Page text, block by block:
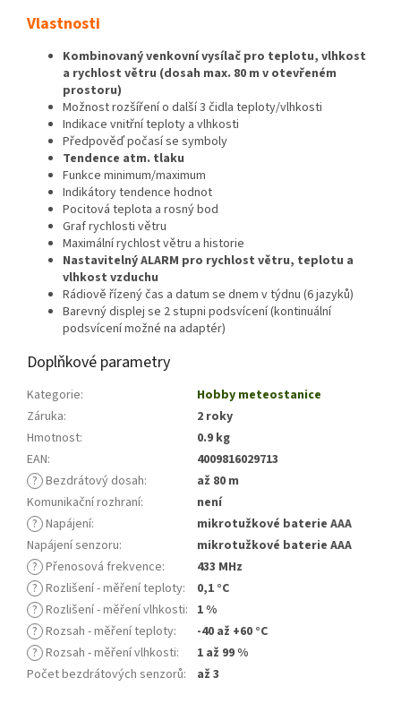
Vlastnosti
Kombinovaný venkovní vysílač pro teplotu, vlhkost
a rychlost větru (dosah max. 80 m v otevřeném
prostoru)
Možnost rozšíření o další 3 čidla teploty/vlhkosti
Indikace vnitřní teploty a vlhkosti
Předpověď počasí se symboly
Tendence atm. tlaku
Funkce minimum/maximum
Indikátory tendence hodnot
Pocitová teplota a rosný bod
Graf rychlosti větru
Maximální rychlost větru a historie
Nastavitelný ALARM pro rychlost větru, teplotu a
vlhkost vzduchu
Rádiově řízený čas a datum se dnem v týdnu (6 jazyků)
Barevný displej se 2 stupni podsvícení (kontinuální
podsvícení možné na adaptér)
Doplňkové parametry
Kategorie:
Hobby meteostanice
Záruka:
2 roky
Hmotnost:
0.9 kg
EAN:
4009816029713
? Bezdrátový dosah:
až 80 m
Komunikační rozhraní:
není
? Napájení:
mikrotužkové baterie AAA
Napájení senzoru:
mikrotužkové baterie AAA
? Přenosová frekvence:
433 MHz
? Rozlišení - měření teploty:
0,1 °C
? Rozlišení - měření vlhkosti: 1 %
? Rozsah - měření teploty:
-40 až +60 °C
? Rozsah - měření vlhkosti:
1 až 99 %
Počet bezdrátových senzorů: až 3